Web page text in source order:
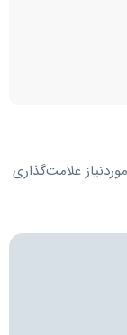
علامت‌گذاری